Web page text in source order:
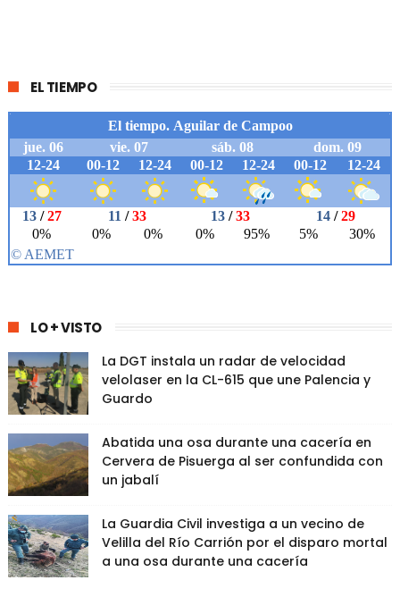
EL TIEMPO
LO + VISTO
La DGT instala un radar de velocidad
velolaser en la CL-615 que une Palencia y
Guardo
Abatida una osa durante una cacería en
Cervera de Pisuerga al ser confundida con
un jabalí
La Guardia Civil investiga a un vecino de
Velilla del Río Carrión por el disparo mortal
a una osa durante una cacería